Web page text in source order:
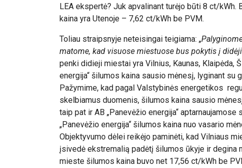
LEA ekspertė? Juk apvalinant turėjo būti 8 ct/kWh.
kaina yra Utenoje – 7,62 ct/kWh be PVM.
Toliau straipsnyje neteisingai teigiama: „
matome, kad visuose miestuose bus pokytis į
penki didieji miestai yra Vilnius, Kaunas, Klaipėda,
energija“ šilumos kaina sausio mėnesį, lyginant su
Pažymime, kad pagal Valstybinės energetikos
skelbiamus duomenis, šilumos kaina sausio
taip pat ir AB „Panevėžio energija“ aptarnaujamose
„Panevėžio energija“ šilumos kaina nuo vasario
Objektyvumo dėlei reikėjo paminėti, kad Vilniaus
įsivedė ekstremalią padėtį šilumos ūkyje ir degina
mieste šilumos kaina buvo net 17,56 ct/kWh be